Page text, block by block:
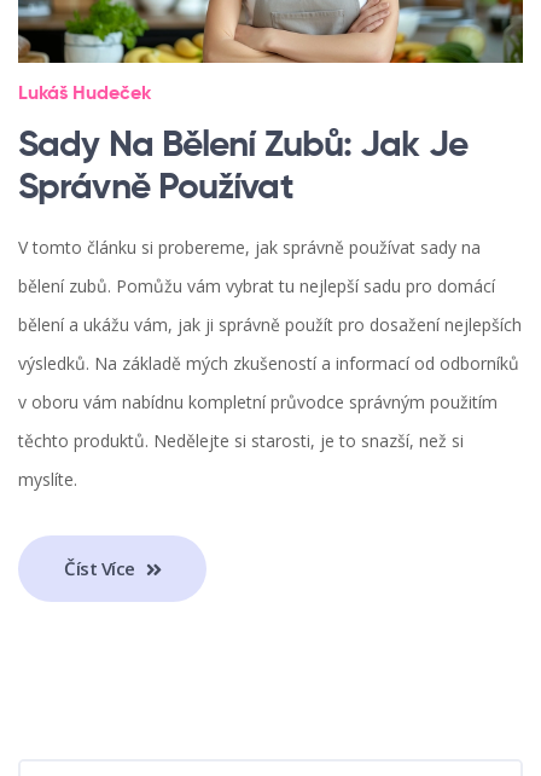
Lukáš Hudeček
Sady Na Bělení Zubů: Jak Je
Správně Používat
V tomto článku si probereme, jak správně používat sady na
bělení zubů. Pomůžu vám vybrat tu nejlepší sadu pro domácí
bělení a ukážu vám, jak ji správně použít pro dosažení nejlepších
výsledků. Na základě mých zkušeností a informací od odborníků
v oboru vám nabídnu kompletní průvodce správným použitím
těchto produktů. Nedělejte si starosti, je to snazší, než si
myslíte.
Číst Více